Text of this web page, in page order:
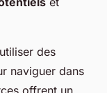
des
naviguer dans
offrent un